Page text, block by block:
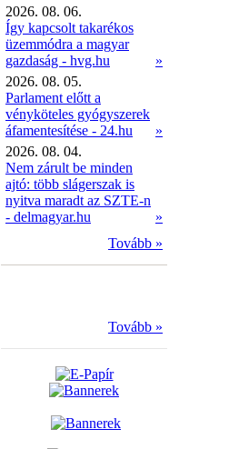
2026. 08. 06.
Így kapcsolt takarékos
üzemmódra a magyar
gazdaság - hvg.hu
»
2026. 08. 05.
Parlament előtt a
vényköteles gyógyszerek
áfamentesítése - 24.hu
»
2026. 08. 04.
Nem zárult be minden
ajtó: több slágerszak is
nyitva maradt az SZTE-n
- delmagyar.hu
»
Tovább »
Tovább »